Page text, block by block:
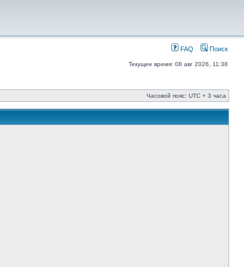
FAQ Поиск
Текущее время: 08 авг 2026, 11:38
Часовой пояс: UTC + 3 часа